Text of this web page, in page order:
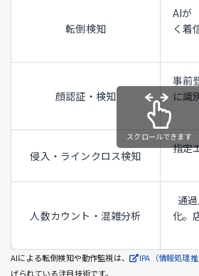
転倒検知
AIが
く着
顔認証・検知
事前
に識
侵入・ラインクロス検知
指定
人数カウント・混雑分析
通
化。
AIによる転倒検知や動作監視は、 IPA（情報処理推
げられている注目技術です。